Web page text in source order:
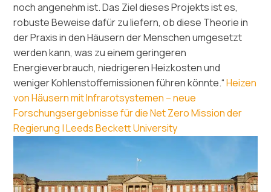
noch angenehm ist. Das Ziel dieses Projekts ist es,
robuste Beweise dafür zu liefern, ob diese Theorie in
der Praxis in den Häusern der Menschen umgesetzt
werden kann, was zu einem geringeren
Energieverbrauch, niedrigeren Heizkosten und
weniger Kohlenstoffemissionen führen könnte.“Heizen
von Häusern mit Infrarotsystemen – neue
Forschungsergebnisse für die Net Zero Mission der
Regierung | Leeds Beckett University